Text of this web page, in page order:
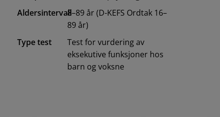
Aldersintervall8–89 år (D-KEFS Ordtak 16–
89 år)
Type test
Test for vurdering av
eksekutive funksjoner hos
barn og voksne